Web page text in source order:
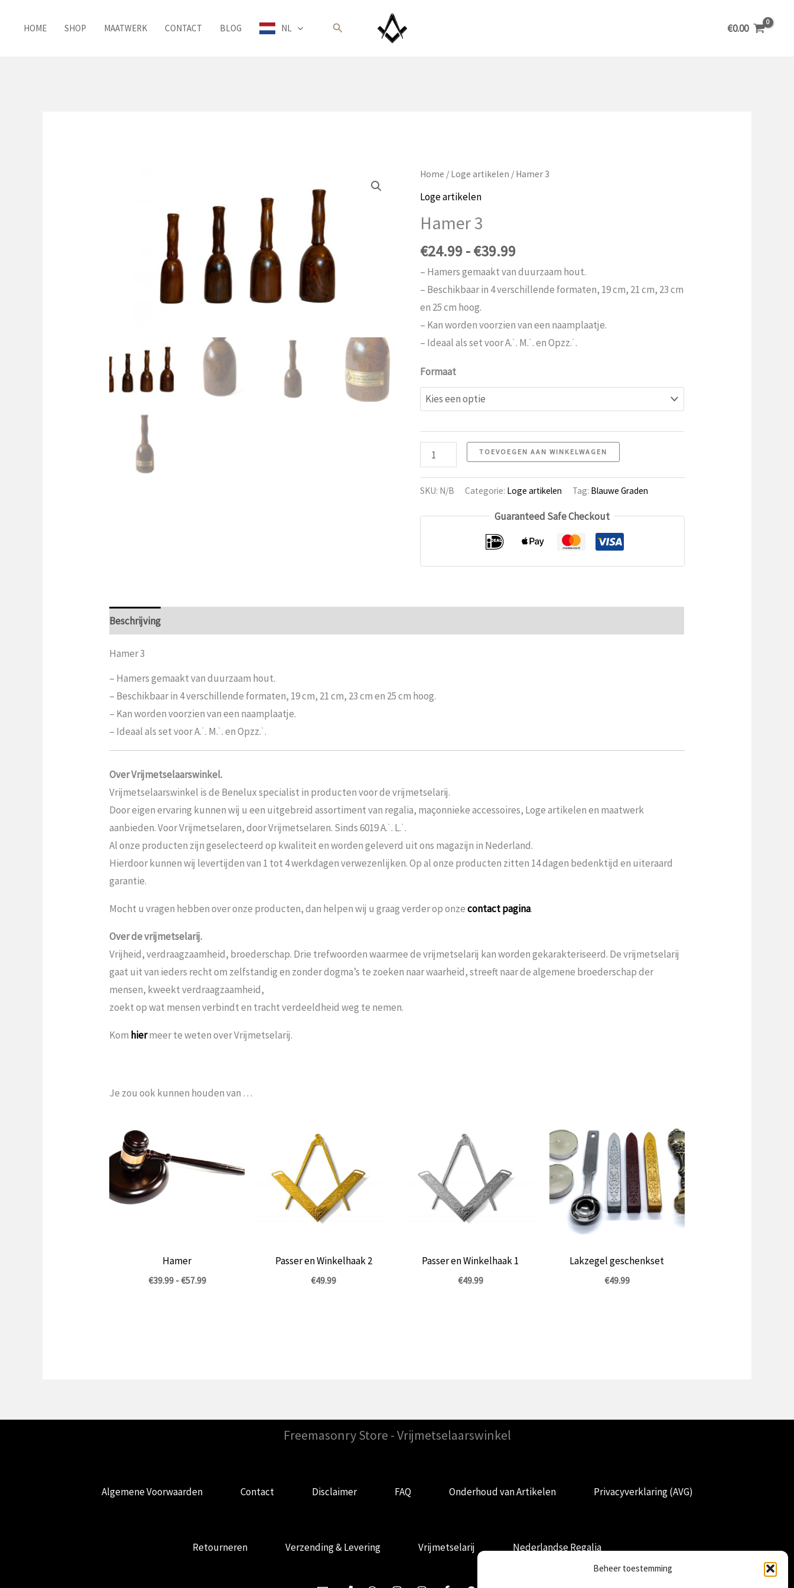
Beheer toestemming
HOME SHOP MAATWERK CONTACT BLOG NL Zoeken €0.00
Home / Loge artikelen / Hamer 3
Loge artikelen
Hamer 3
€24.99-€39.99Prijsklasse:
€24.99
tot
– Hamers gemaakt van duurzaam hout.
– Beschikbaar in 4 verschillende formaten, 19 cm, 21 cm, 23 cm
en 25 cm hoog.
– Kan worden voorzien van een naamplaatje.
– Ideaal als set voor A.˙. M.˙. en Opzz.˙.
Formaat
Hamer
3
aantal
TOEVOEGEN AAN WINKELWAGEN
SKU: N/B Categorie: Loge artikelen Tag: Blauwe Graden
Guaranteed Safe Checkout
Beschrijving
Hamer 3
– Hamers gemaakt van duurzaam hout.
– Beschikbaar in 4 verschillende formaten, 19 cm, 21 cm, 23 cm en 25 cm hoog.
– Kan worden voorzien van een naamplaatje.
– Ideaal als set voor A.˙. M.˙. en Opzz.˙.
Over Vrijmetselaarswinkel.
Vrijmetselaarswinkel is de Benelux specialist in producten voor de vrijmetselarij.
Door eigen ervaring kunnen wij u een uitgebreid assortiment van regalia, maçonnieke accessoires, Loge artikelen en maatwerk
aanbieden. Voor Vrijmetselaren, door Vrijmetselaren. Sinds 6019 A.˙. L.˙.
Al onze producten zijn geselecteerd op kwaliteit en worden geleverd uit ons magazijn in Nederland.
Hierdoor kunnen wij levertijden van 1 tot 4 werkdagen verwezenlijken. Op al onze producten zitten 14 dagen bedenktijd en uiteraard
garantie.
Mocht u vragen hebben over onze producten, dan helpen wij u graag verder op onzecontact pagina.
Over de vrijmetselarij.
Vrijheid, verdraagzaamheid, broederschap. Drie trefwoorden waarmee de vrijmetselarij kan worden gekarakteriseerd. De vrijmetselarij
gaat uit van ieders recht om zelfstandig en zonder dogma’s te zoeken naar waarheid, streeft naar de algemene broederschap der
mensen, kweekt verdraagzaamheid,
zoekt op wat mensen verbindt en tracht verdeeldheid weg te nemen.
Kom hiermeer te weten over Vrijmetselarij.
Je zou ook kunnen houden van …
Hamer
€39.99 -€57.99Prijsklasse:
Passer en Winkelhaak 2
€49.99
Passer en Winkelhaak 1
€49.99
Lakzegel geschenkset
€49.99
Freemasonry Store - Vrijmetselaarswinkel
Algemene Voorwaarden Contact Disclaimer FAQ Onderhoud van Artikelen Privacyverklaring (AVG)
Retourneren Verzending & Levering Vrijmetselarij Nederlandse Regalia